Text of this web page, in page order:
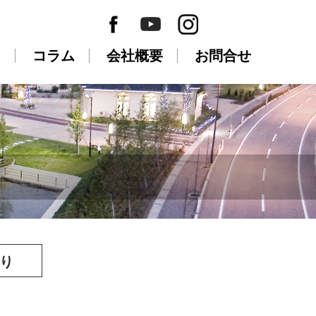
コラム 会社概要 お問合せ